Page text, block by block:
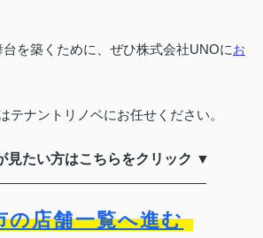
を築くために、ぜひ株式会社UNOにお
テナントリノベにお任せください。
見たい方はこちらをクリック ▼
の店舗一覧へ進む